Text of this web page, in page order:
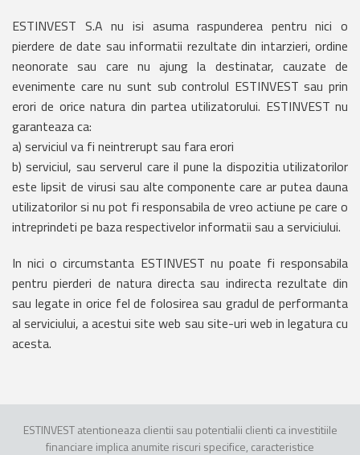
ESTINVEST S.A nu isi asuma raspunderea pentru nici o
pierdere de date sau informatii rezultate din intarzieri, ordine
neonorate sau care nu ajung la destinatar, cauzate de
evenimente care nu sunt sub controlul ESTINVEST sau prin
erori de orice natura din partea utilizatorului. ESTINVEST nu
garanteaza ca:
a) serviciul va fi neintrerupt sau fara erori
b) serviciul, sau serverul care il pune la dispozitia utilizatorilor
este lipsit de virusi sau alte componente care ar putea dauna
utilizatorilor si nu pot fi responsabila de vreo actiune pe care o
intreprindeti pe baza respectivelor informatii sau a serviciului.
In nici o circumstanta ESTINVEST nu poate fi responsabila
pentru pierderi de natura directa sau indirecta rezultate din
sau legate in orice fel de folosirea sau gradul de performanta
al serviciului, a acestui site web sau site-uri web in legatura cu
acesta.
ESTINVEST atentioneaza clientii sau potentialii clienti ca investitiile
financiare implica anumite riscuri specifice, caracteristice